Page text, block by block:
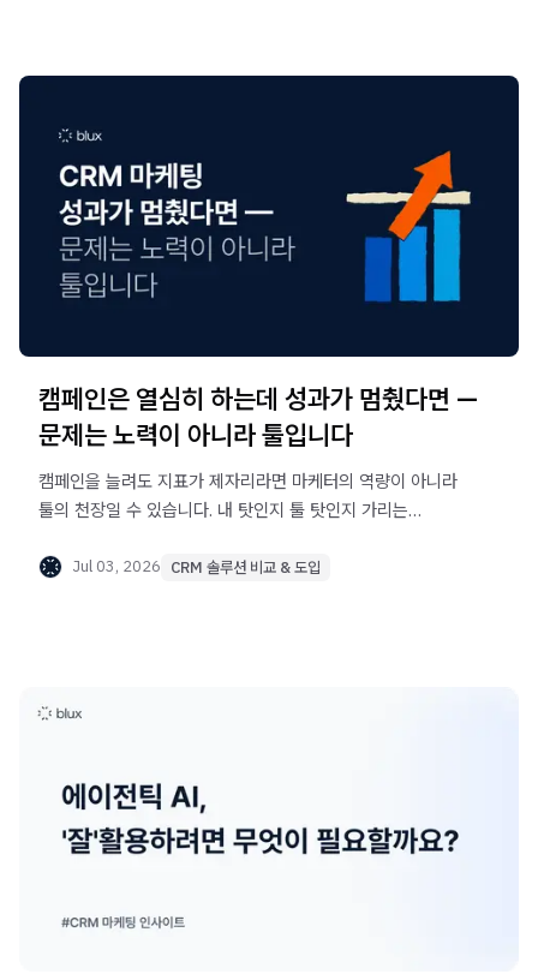
캠페인은 열심히 하는데 성과가 멈췄다면 —
문제는 노력이 아니라 툴입니다
캠페인을 늘려도 지표가 제자리라면 마케터의 역량이 아니라
툴의 천장일 수 있습니다. 내 탓인지 툴 탓인지 가리는
사례를 담았습니다.
Jul 03, 2026 CRM 솔루션 비교 & 도입